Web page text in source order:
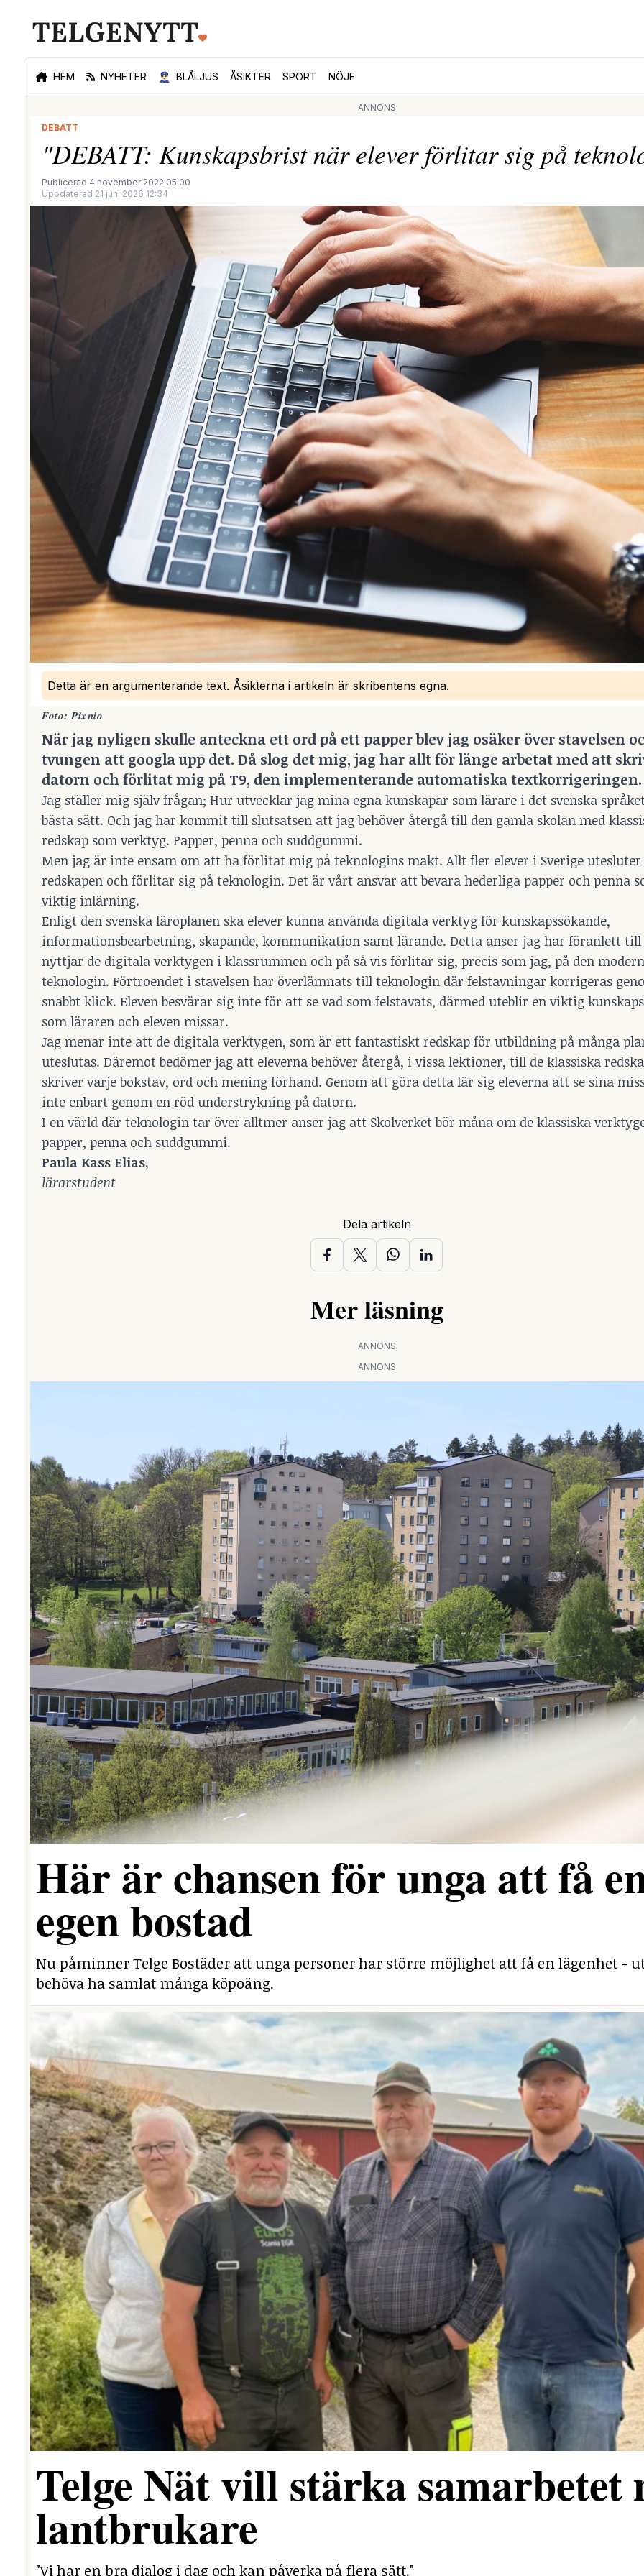
HEM NYHETER 👮🏻‍♂️ BLÅLJUS ÅSIKTER SPORT NÖJE
ANNONS
DEBATT
"DEBATT: Kunskapsbrist när elever förlitar sig på
Publicerad 4 november 2022 05:00
Uppdaterad 21 juni 2026 12:34
Detta är en argumenterande text. Åsikterna i artikeln är skribentens egna.
Foto: Pixnio
När jag nyligen skulle anteckna ett ord på ett papper blev jag osäker över stavelsen
tvungen att googla upp det. Då slog det mig, jag har allt för länge arbetat med att
datorn och förlitat mig på T9, den implementerande automatiska textkorrigeringen.
Jag ställer mig själv frågan; Hur utvecklar jag mina egna kunskapar som lärare i det svenska
bästa sätt. Och jag har kommit till slutsatsen att jag behöver återgå till den gamla skolan med
redskap som verktyg. Papper, penna och suddgummi.
Men jag är inte ensam om att ha förlitat mig på teknologins makt. Allt fler elever i Sverige utesluter
redskapen och förlitar sig på teknologin. Det är vårt ansvar att bevara hederliga papper och penna
viktig inlärning.
Enligt den svenska läroplanen ska elever kunna använda digitala verktyg för kunskapssökande,
informationsbearbetning, skapande, kommunikation samt lärande. Detta anser jag har föranlett
nyttjar de digitala verktygen i klassrummen och på så vis förlitar sig, precis som jag, på den
teknologin. Förtroendet i stavelsen har överlämnats till teknologin där felstavningar korrigeras
snabbt klick. Eleven besvärar sig inte för att se vad som felstavats, därmed uteblir en viktig
som läraren och eleven missar.
Jag menar inte att de digitala verktygen, som är ett fantastiskt redskap för utbildning på många
uteslutas. Däremot bedömer jag att eleverna behöver återgå, i vissa lektioner, till de klassiska
skriver varje bokstav, ord och mening förhand. Genom att göra detta lär sig eleverna att se sina
inte enbart genom en röd understrykning på datorn.
I en värld där teknologin tar över alltmer anser jag att Skolverket bör måna om de klassiska
papper, penna och suddgummi.
Paula Kass Elias,
lärarstudent
Dela artikeln
Mer läsning
ANNONS
ANNONS
Här är chansen för unga att få
egen bostad
Nu påminner Telge Bostäder att unga personer har större möjlighet att få en lägenhet -
behöva ha samlat många köpoäng.
Telge Nät vill stärka samarbetet
lantbrukare
"Vi har en bra dialog i dag och kan påverka på flera sätt."